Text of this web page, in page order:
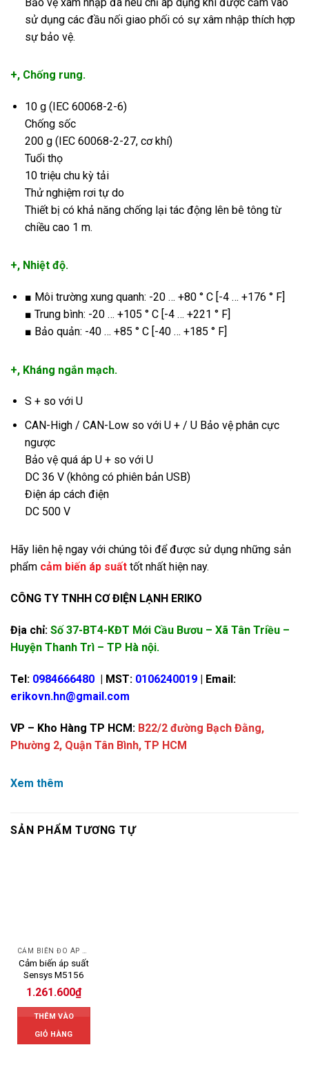
sử dụng các đầu nối giao phối có sự xâm nhập thích hợp
sự bảo vệ.
+, Chống rung.
10 g (IEC 60068-2-6)
Chống sốc
200 g (IEC 60068-2-27, cơ khí)
Tuổi thọ
10 triệu chu kỳ tải
Thử nghiệm rơi tự do
Thiết bị có khả năng chống lại tác động lên bê tông từ
chiều cao 1 m.
+, Nhiệt độ.
■ Môi trường xung quanh: -20 … +80 ° C [-4 … +176 ° F]
■ Trung bình: -20 … +105 ° C [-4 … +221 ° F]
■ Bảo quản: -40 … +85 ° C [-40 … +185 ° F]
+, Kháng ngắn mạch.
S + so với U
CAN-High / CAN-Low so với U + / U Bảo vệ phân cực
ngược
Bảo vệ quá áp U + so với U
DC 36 V (không có phiên bản USB)
Điện áp cách điện
DC 500 V
Hãy liên hệ ngay với chúng tôi để được sử dụng những sản
phẩm cảm biến áp suất tốt nhất hiện nay.
CÔNG TY TNHH CƠ ĐIỆN LẠNH ERIKO
Địa chỉ: Số 37-BT4-KĐT Mới Cầu Bươu – Xã Tân Triều –
Huyện Thanh Trì – TP Hà nội.
Tel: 0984666480 | MST: 0106240019 | Email:
erikovn.hn@gmail.com
VP – Kho Hàng TP HCM: B22/2 đường Bạch Đằng,
Phường 2, Quận Tân Bình, TP HCM
Xem thêm
SẢN PHẨM TƯƠNG TỰ
CẢM BIẾN ĐO ÁP SUẤT
Cảm biến áp suất
Sensys M5156
1.261.600₫
THÊM VÀO
GIỎ HÀNG